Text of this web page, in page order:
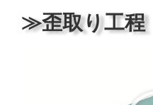
≫歪取り工程